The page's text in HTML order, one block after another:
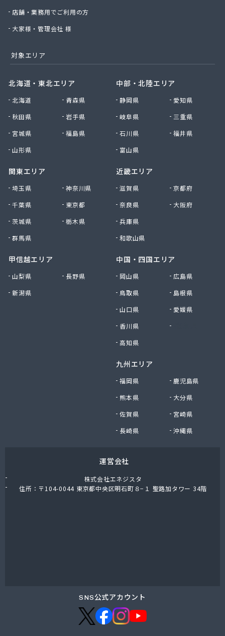
埼玉県南液化瓦斯事業協同組合
埼玉中央農業協同組合LPガスセンター
三ツ輪産業株式会社 首都圏支店 草加営業所
三栄ガス株式会社
山二ガス株式会社 坂戸営業所
市川石油株式会社
市川燃料店
小久保商店
小原住設株式会社
小森谷燃料店
小池化学株式会社さいたま
昭和ガス株式会社 坂戸・鶴ヶ島支店
松井商事株式会社
沼口商店
新島燃料店
新徳株式会社
大陽日酸エネルギー株式会社 埼京支店
田島石油株式会社
田島燃料株式会社
東亜産業株式会社
店舗・業務用でご利用の方
大家様・管理会社 様
対象エリア
北海道・東北エリア
北海道
青森県
秋田県
岩手県
宮城県
福島県
山形県
関東エリア
埼玉県
神奈川県
千葉県
東京都
茨城県
栃木県
群馬県
甲信越エリア
山梨県
長野県
新潟県
中部・北陸エリア
静岡県
愛知県
岐阜県
三重県
石川県
福井県
富山県
近畿エリア
滋賀県
京都府
奈良県
大阪府
兵庫県
和歌山県
中国・四国エリア
岡山県
広島県
鳥取県
島根県
山口県
愛媛県
香川県
高知県
九州エリア
福岡県
鹿児島県
熊本県
大分県
佐賀県
宮崎県
長崎県
沖縄県
運営会社
株式会社エネジスタ
住所：〒104-0044 東京都中央区明石町８−１ 聖路加タワー 34階
SNS公式アカウント